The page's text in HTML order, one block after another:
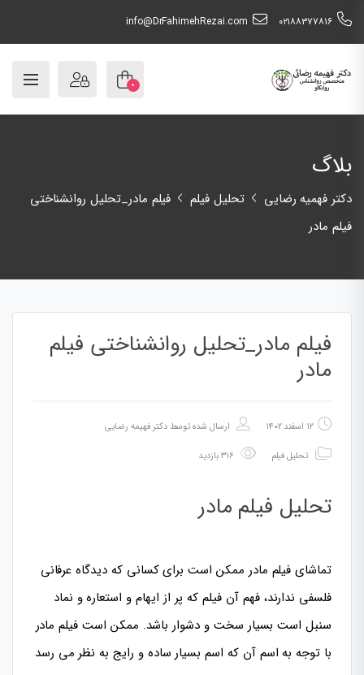
٠٢١٨٨٣٧٧٨١٦ info@DrFahimehRezai.com
۰
بلاگ
دکتر فهمیه رضایی تحلیل فیلم
فیلم مادر_تحلیل روانشناختی
فیلم مادر
فیلم مادر_تحلیل روانشناختی فیلم
مادر
۱۲ اسفند ۱۴۰۲ ارسال شده توسطدکتر فهیمه رضایی
تحلیل فیلم
تحلیل فیلم مادر
تماشای فیلم مادر ممکن است برای کسانی که دیدگاه عرفانی
فلسفی ندارند، فهم آن فیلم که پر از ایهام و استعاره و نماد
سنبل است بسیار سخت و دشوار باشد. ممکن است فیلم مادر
با توجه به اسم آن که اسم بسیار ساده و رایج به نظر می رسد